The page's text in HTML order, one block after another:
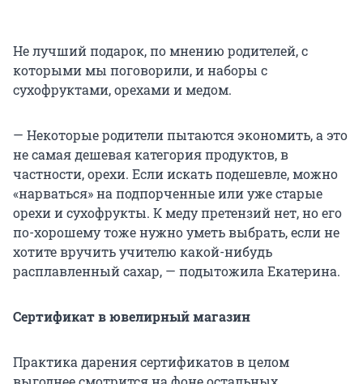
Не лучший подарок, по мнению родителей, с
которыми мы поговорили, и наборы с
сухофруктами, орехами и медом.
— Некоторые родители пытаются экономить, а это
не самая дешевая категория продуктов, в
частности, орехи. Если искать подешевле, можно
«нарваться» на подпорченные или уже старые
орехи и сухофрукты. К меду претензий нет, но его
по-хорошему тоже нужно уметь выбрать, если не
хотите вручить учителю какой-нибудь
расплавленный сахар, — подытожила Екатерина.
Сертификат в ювелирный магазин
Практика дарения сертификатов в целом